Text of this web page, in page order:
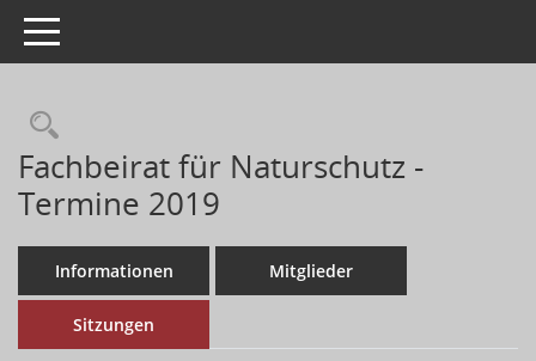
Toggle navigation
Fachbeirat für Naturschutz -
Termine 2019
Informationen Mitglieder
Sitzungen